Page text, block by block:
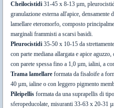
Cheilocistidi 31-45 x 8-13 µm,
granulazione esterna all'apice,
lamellare eteromorfo, composto
marginali frammisti a scarsi basidi.
Pleurocistidi 35-50 x 10-15 da
con parte mediana allargata e apice
con parete spessa fino a 1,0 µm, ialini, a
Trama lamellare formata da fisaloife a
40 µm, ialine o con leggero pigmento
Pileipellis formata da una suprapellis di
sferopeducolate, misuranti 33-63 x 20-31